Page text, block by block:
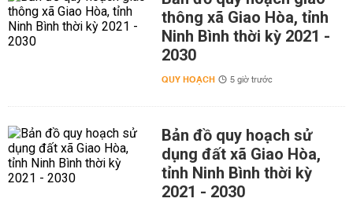
thông xã Giao Hòa, tỉnh
Ninh Bình thời kỳ 2021 -
2030
QUY HOẠCH 5 giờ trước
Bản đồ quy hoạch sử
dụng đất xã Giao Hòa,
tỉnh Ninh Bình thời kỳ
2021 - 2030